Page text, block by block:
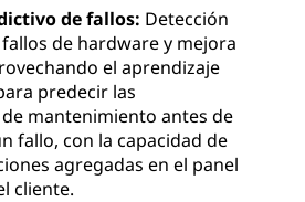
de fallos: Detección
de hardware y mejora
el aprendizaje
predecir las
mantenimiento antes de
fallo, con la capacidad de
agregadas en el panel
cliente.